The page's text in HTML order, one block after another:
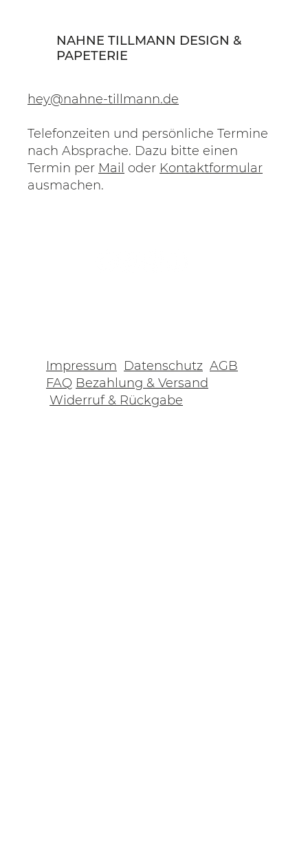
NAHNE TILLMANN DESIGN &
PAPETERIE
hey@nahne-tillmann.de
Telefonzeiten und persönliche Termine
nach Absprache. Dazu bitte einen
Termin per Mail oder Kontaktformular
ausmachen.
Impressum Datenschutz AGB
FAQ Bezahlung & Versand
Widerruf & Rückgabe